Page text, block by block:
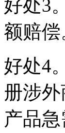
好处3
额赔偿
好处4
册涉
产品